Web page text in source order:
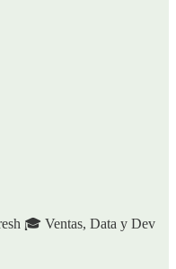
🎓 Ventas, Data y Dev